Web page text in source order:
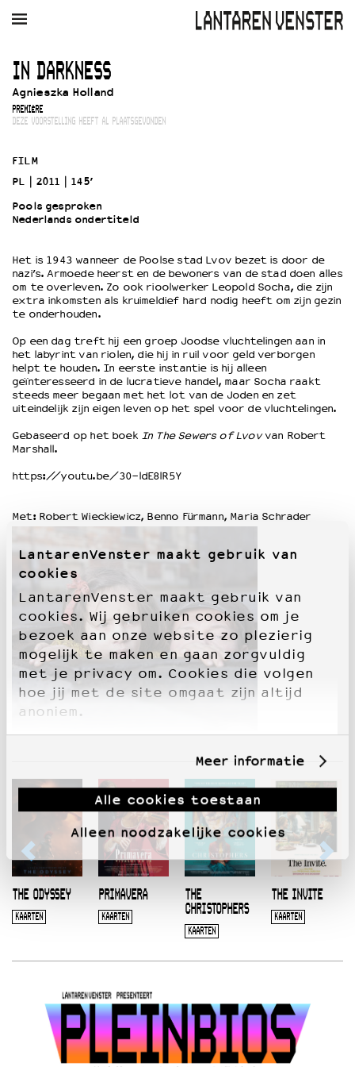
LantarenVenster maakt gebruik van
cookies
LantarenVenster maakt gebruik van
cookies. Wij gebruiken cookies om je
bezoek aan onze website zo plezierig
mogelijk te maken en gaan zorgvuldig
met je privacy om. Cookies die volgen
hoe jij met de site omgaat zijn altijd
anoniem.
Meer informatie
Alle cookies toestaan
Alleen noodzakelijke cookies
AGENDA FILM MUZIEK
Winkelmandje
Zoek
Openingstijden & contact
Bereikbaarheid
Kaartverkoop
EDUCATIE
Schoolvoorstellingen
Filmprogramma’s Primair Onderwijs
Filmprogramma’s VO/MBO
Speciale educatieprogramma’s
OVER LANTARENVENSTER
Wat we doen
Werken bij
Wie is wie
Word vriend
Partners
Huisregels
Privacyverklaring
Integriteits- en gedragscode
Duurzaamheid
Culturele boycot Israël
Ruimte voor artistieke vrijheid – VNPF
IN DARKNESS
Agnieszka Holland
PREMIÈRE
DEZE VOORSTELLING HEEFT AL PLAATSGEVONDEN
FILM
PL
2011
145’
Pools gesproken
Nederlands ondertiteld
Het is 1943 wanneer de Poolse stad Lvov bezet is door de
nazi’s. Armoede heerst en de bewoners van de stad doen alles
om te overleven. Zo ook rioolwerker Leopold Socha, die zijn
extra inkomsten als kruimeldief hard nodig heeft om zijn gezin
te onderhouden.
Op een dag treft hij een groep Joodse vluchtelingen aan in
het labyrint van riolen, die hij in ruil voor geld verborgen
helpt te houden. In eerste instantie is hij alleen
geïnteresseerd in de lucratieve handel, maar Socha raakt
steeds meer begaan met het lot van de Joden en zet
uiteindelijk zijn eigen leven op het spel voor de vluchtelingen.
Gebaseerd op het boek In The Sewers of Lvovvan Robert
Marshall.
https://youtu.be/30-ldE8lR5Y
Met: Robert Wieckiewicz, Benno Fürmann, Maria Schrader
THE ODYSSEY
KAARTEN
PRIMAVERA
KAARTEN
THE
CHRISTOPHERS
KAARTEN
THE INVITE
KAARTEN